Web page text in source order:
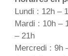
Lundi : 12h –
Mardi : 10h –
– 21h
Mercredi : 9h